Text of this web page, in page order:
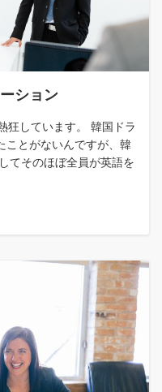
ション
狂しています。 韓国ドラ
ことがないんですが、韓
てそのほぼ全員が英語を